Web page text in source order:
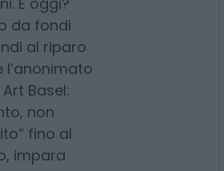
norme
lecita) non
E oggi?
da fondi
al riparo
Basel: